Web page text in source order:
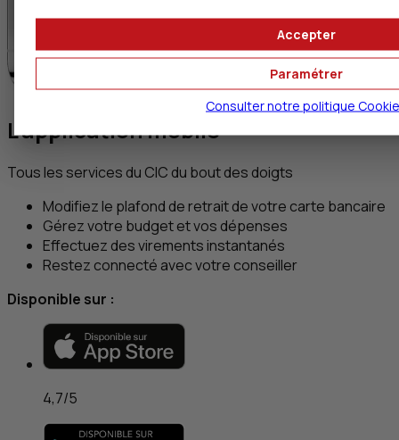
L’application mobile
Tous les services du CIC du bout des doigts
Modifiez le plafond de retrait de votre carte bancaire
Gérez votre budget et vos dépenses
Effectuez des virements instantanés
Restez connecté avec votre conseiller
Disponible sur :
4,7/5
Accepter
Paramétrer
Consulter notre politique